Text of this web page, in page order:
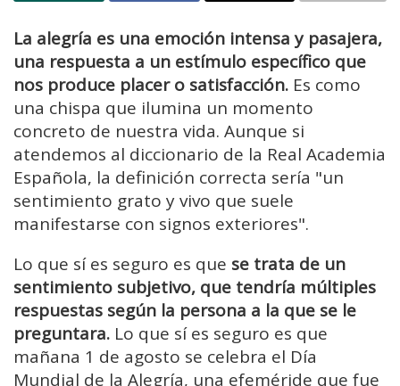
La alegría es una emoción intensa y pasajera,
una respuesta a un estímulo específico que
nos produce placer o satisfacción. Es como
una chispa que ilumina un momento
concreto de nuestra vida. Aunque si
atendemos al diccionario de la Real Academia
Española, la definición correcta sería "un
sentimiento grato y vivo que suele
manifestarse con signos exteriores".
Lo que sí es seguro es que se trata de un
sentimiento subjetivo, que tendría múltiples
respuestas según la persona a la que se le
preguntara. Lo que sí es seguro es que
mañana 1 de agosto se celebra el Día
Mundial de la Alegría, una efeméride que fue